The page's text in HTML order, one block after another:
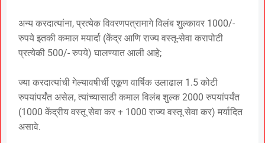
अन्य करदात्यांना, प्रत्येक विवरणपत्रामागे विलंब शुल्कावर 1000/-
रुपये इतकी कमाल मयार्दा (केंद्र आणि राज्य वस्तू-सेवा करापोटी
प्रत्येकी 500/- रुपये) घालण्यात आली आहे;
ज्या करदात्यांची गेल्यावषीर्ची एकूण वार्षिक उलाढाल 1.5 कोटी
रुपयांपर्यंत असेल, त्यांच्यासाठी कमाल विलंब शुल्क 2000 रुपयांपर्यंत
(1000 केंद्रीय वस्तू सेवा कर + 1000 राज्य वस्तू सेवा कर) मर्यादित
असावे.